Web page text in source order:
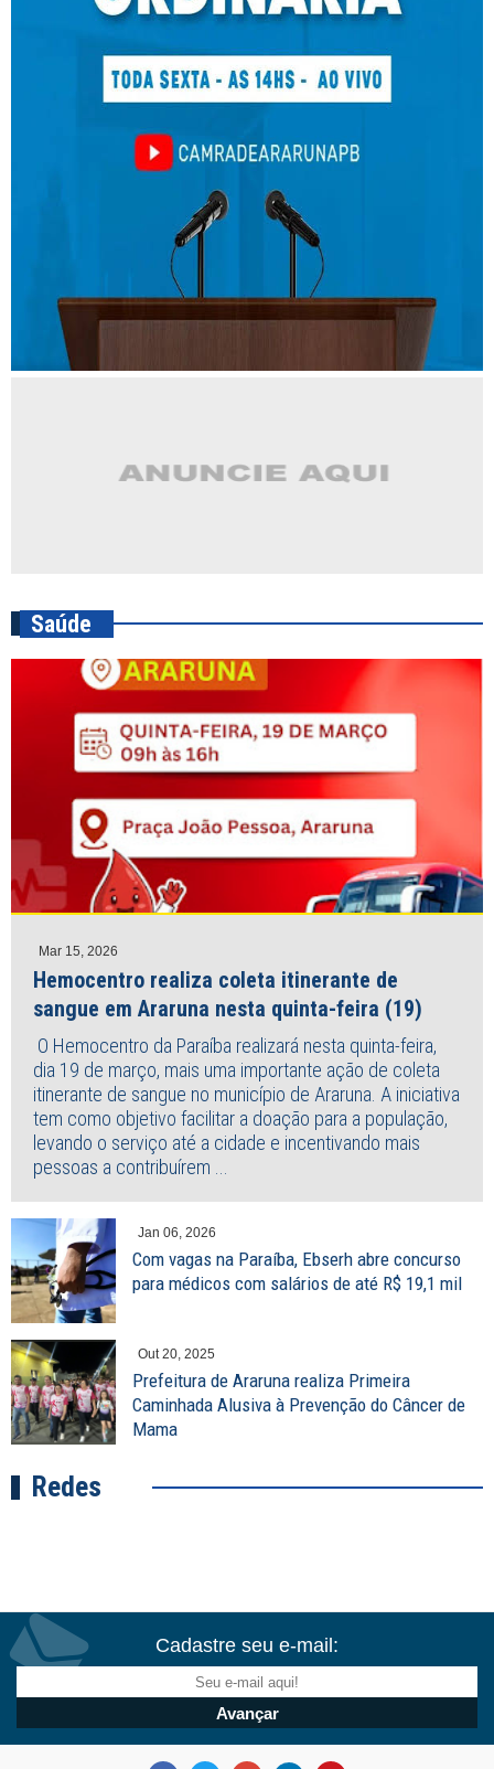
Saúde
Mar 15, 2026
Hemocentro realiza coleta itinerante de
sangue em Araruna nesta quinta-feira (19)
O Hemocentro da Paraíba realizará nesta quinta-feira,
dia 19 de março, mais uma importante ação de coleta
itinerante de sangue no município de Araruna. A iniciativa
tem como objetivo facilitar a doação para a população,
levando o serviço até a cidade e incentivando mais
pessoas a contribuírem ...
Jan 06, 2026
Com vagas na Paraíba, Ebserh abre concurso
para médicos com salários de até R$ 19,1 mil
Out 20, 2025
Prefeitura de Araruna realiza Primeira
Caminhada Alusiva à Prevenção do Câncer de
Mama
Redes
Cadastre seu e-mail: